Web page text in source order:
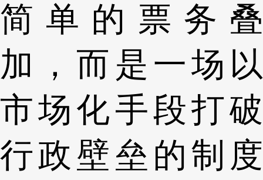
简单的票务叠
加，而是一场以
市场化手段打破
行政壁垒的制度